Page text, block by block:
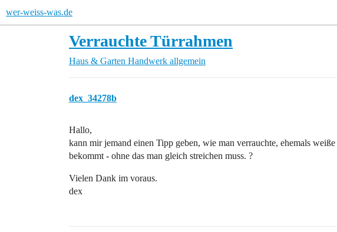
wer-weiss-was.de
Verrauchte Türrahmen
Haus & Garten Handwerk allgemein
dex_34278b
Hallo,
kann mir jemand einen Tipp geben, wie man verrauchte, ehemals
bekommt - ohne das man gleich streichen muss. ?
Vielen Dank im voraus.
dex